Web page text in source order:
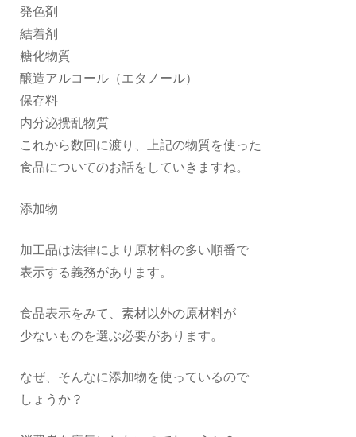
発色剤
結着剤
糖化物質
醸造アルコール（エタノール）
保存料
内分泌攪乱物質
これから数回に渡り、上記の物質を使った
食品についてのお話をしていきますね。
添加物
加工品は法律により原材料の多い順番で
表示する義務があります。
食品表示をみて、素材以外の原材料が
少ないものを選ぶ必要があります。
なぜ、そんなに添加物を使っているので
しょうか？